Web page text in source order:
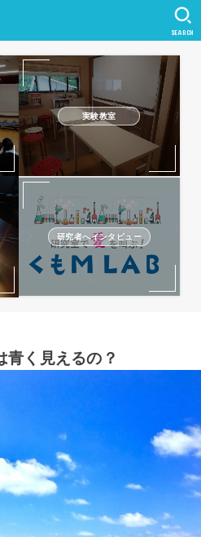
SEARCH
実験教室
研究者へインタビュー
青く見えるの？